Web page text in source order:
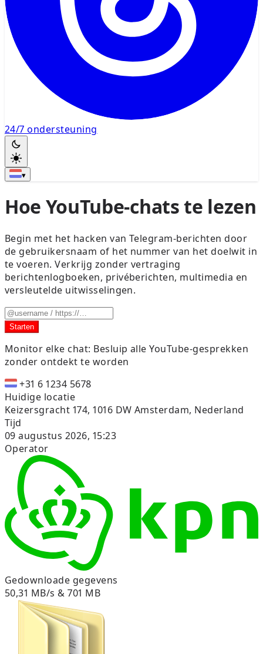
24/7 ondersteuning
▾
Hoe YouTube-chats te lezen
Begin met het hacken van Telegram-berichten door
de gebruikersnaam of het nummer van het doelwit in
te voeren. Verkrijg zonder vertraging
berichtenlogboeken, privéberichten, multimedia en
versleutelde uitwisselingen.
Starten
Monitor elke chat: Besluip alle YouTube-gesprekken
zonder ontdekt te worden
+31 6 1234 5678
Huidige locatie
Keizersgracht 174, 1016 DW Amsterdam, Nederland
Tijd
09 augustus 2026, 15:23
Operator
Gedownloade gegevens
50,31 MB/s & 701 MB